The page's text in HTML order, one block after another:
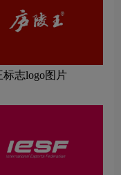
标志logo图片